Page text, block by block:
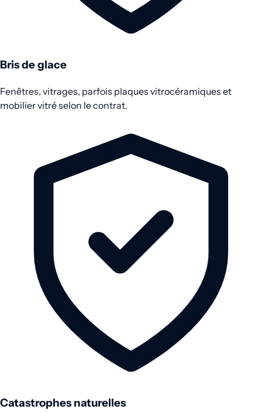
Bris de glace
Fenêtres, vitrages, parfois plaques vitrocéramiques et
mobilier vitré selon le contrat.
Catastrophes naturelles